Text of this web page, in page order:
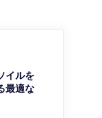
イルを
最適な